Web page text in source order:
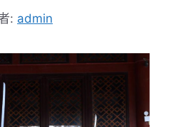
: admin